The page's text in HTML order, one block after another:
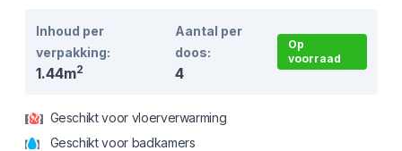
Inhoud per
verpakking:
1.44m2
Aantal per
doos:
4
Op
voorraad
Geschikt voor vloerverwarming
Geschikt voor badkamers